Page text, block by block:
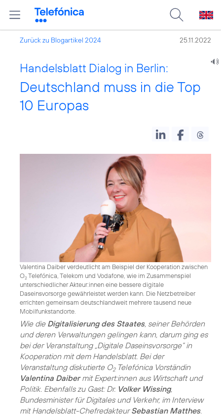
Zurück zu Blogartikel 2024 25.11.2022
Handelsblatt Dialog in Berlin:
Deutschland muss in die Top
10 Europas
Valentina Daiber verdeutlicht am Beispiel der Kooperation zwischen
O2Telefónica, Telekom und Vodafone, wie im Zusammenspiel
unterschiedlicher Akteur:innen eine bessere digitale
Daseinsvorsorge gewährleistet werden kann. Die Netzbetreiber
errichten gemeinsam deutschlandweit mehrere tausend neue
Mobilfunkstandorte.
Wie die Digitalisierung des Staates, seiner Behörden
und deren Verwaltungen gelingen kann, darum ging es
bei der Veranstaltung „Digitale Daseinsvorsorge“ in
Kooperation mit dem Handelsblatt. Bei der
Veranstaltung diskutierte O2Telefónica Vorständin
Valentina Daibermit Expert:innen aus Wirtschaft und
Politik. Ebenfalls zu Gast: Dr. Volker Wissing,
Bundesminister für Digitales und Verkehr, im Interview
mit Handelsblatt-ChefredakteurSebastian Matthes